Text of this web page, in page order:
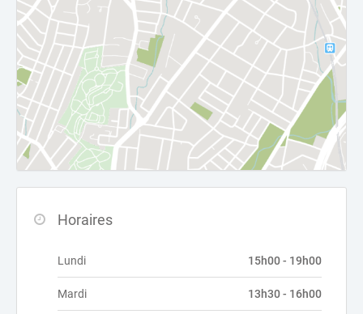
Horaires
Lundi 15h00 - 19h00
Mardi 13h30 - 16h00